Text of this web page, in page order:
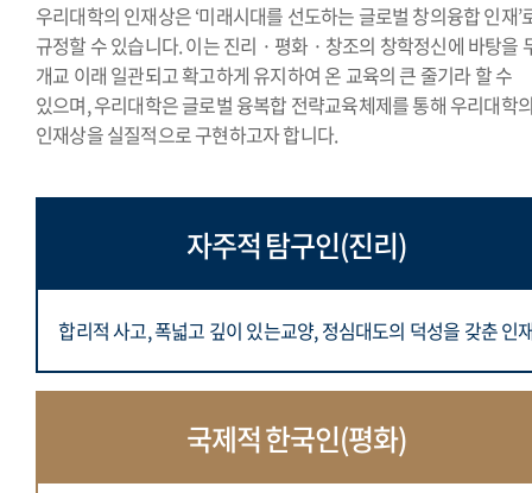
우리대학의 인재상은 ‘미래시대를 선도하는 글로벌 창의융합 인재’
규정할 수 있습니다. 이는 진리 · 평화 · 창조의 창학정신에 바탕을
개교 이래 일관되고 확고하게 유지하여 온 교육의 큰 줄기라 할 수
있으며, 우리대학은 글로벌 융복합 전략교육체제를 통해 우리대학
인재상을 실질적으로 구현하고자 합니다.
자주적 탐구인(진리)
합리적 사고, 폭넓고 깊이 있는교양,정심대도의 덕성을 갖춘 인
국제적 한국인(평화)